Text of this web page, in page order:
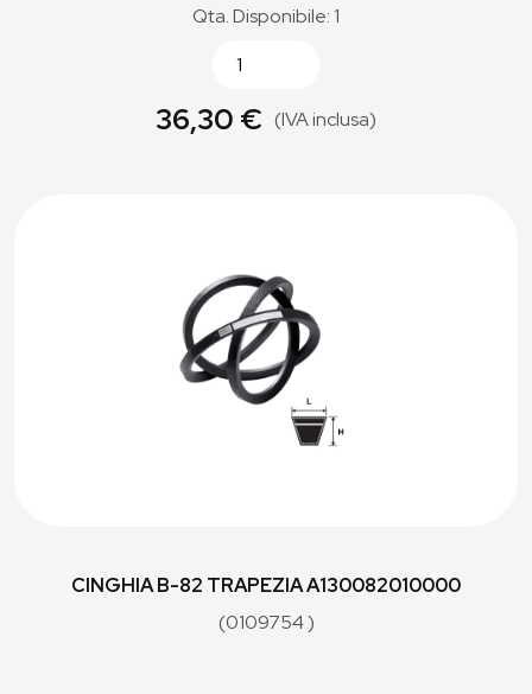
Qta. Disponibile: 1
36,30 € (IVA inclusa)
CINGHIA B-82 TRAPEZIA A130082010000
(0109754 )